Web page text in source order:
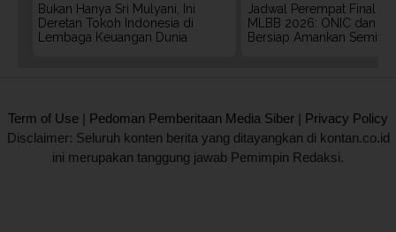
Bukan Hanya Sri Mulyani, Ini
Deretan Tokoh Indonesia di
Lembaga Keuangan Dunia
Jadwal Perempat Final
MLBB 2026: ONIC dan
Bersiap Amankan
Term of Use | Pedoman Pemberitaan Media Siber | Privacy Policy
Disclaimer: Seluruh konten berita yang ditayangkan di kontan.co.id
ini merupakan tanggung jawab Pemimpin Redaksi.